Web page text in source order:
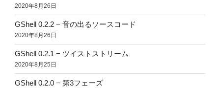
2020年8月26日
GShell 0.2.2 − 音の出るソースコード
2020年8月26日
GShell 0.2.1 − ツイストストリーム
2020年8月25日
GShell 0.2.0 − 第3フェーズ